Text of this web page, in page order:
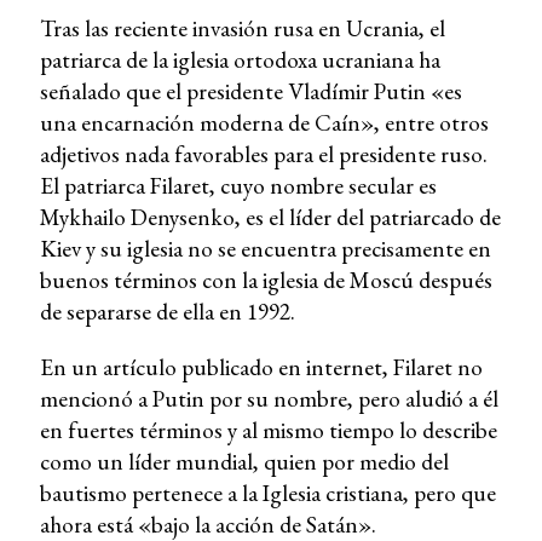
Tras las reciente invasión rusa en Ucrania, el
patriarca de la iglesia ortodoxa ucraniana ha
señalado que el presidente Vladímir Putin «es
una encarnación moderna de Caín», entre otros
adjetivos nada favorables para el presidente ruso.
El patriarca Filaret, cuyo nombre secular es
Mykhailo Denysenko, es el líder del patriarcado de
Kiev y su iglesia no se encuentra precisamente en
buenos términos con la iglesia de Moscú después
de separarse de ella en 1992.
En un artículo publicado en internet, Filaret no
mencionó a Putin por su nombre, pero aludió a él
en fuertes términos y al mismo tiempo lo describe
como un líder mundial, quien por medio del
bautismo pertenece a la Iglesia cristiana, pero que
ahora está «bajo la acción de Satán».